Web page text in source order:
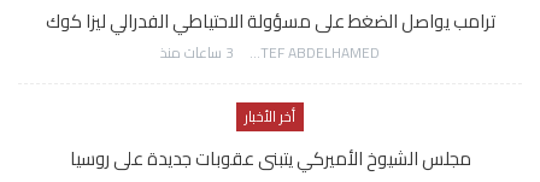
ترامب يواصل الضغط على مسؤولة الاحتياطي الفدرالي ليزا كوك
AWATEF ABDELHAMED 3 ساعات منذ
أخر الأخبار
مجلس الشيوخ الأميركي يتبنى عقوبات جديدة على روسيا